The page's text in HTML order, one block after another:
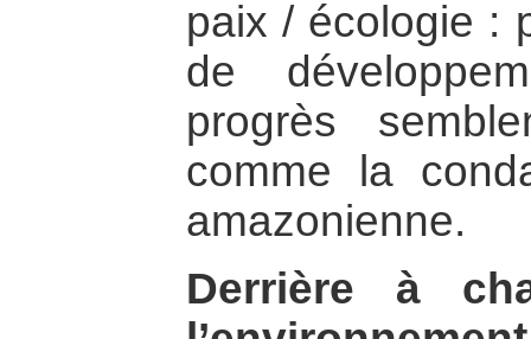
paix / écologie :
de
progrès
comme la
amazonienne.
Derrière à